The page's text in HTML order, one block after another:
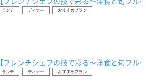
ランチ ディナー おすすめプラン
【フレンチシェフの技で彩る～洋食と旬フ
ランチ ディナー おすすめプラン